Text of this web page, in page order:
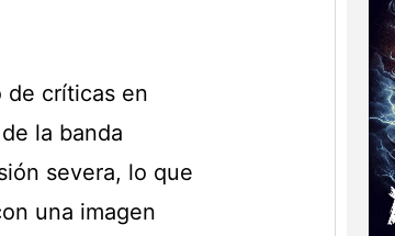
de críticas en
la banda
severa, lo que
una imagen